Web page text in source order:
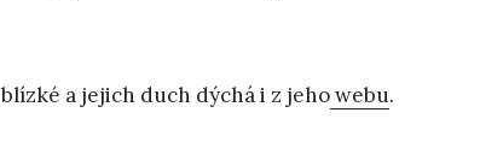
a jejich duch dýchá i z jehowebu.